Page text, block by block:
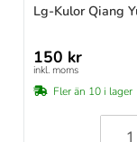
Lg-Kulor Qiang
150 kr
inkl. moms
Fler än 10 i lager